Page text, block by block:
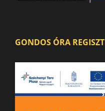
GONDOS ÓRA